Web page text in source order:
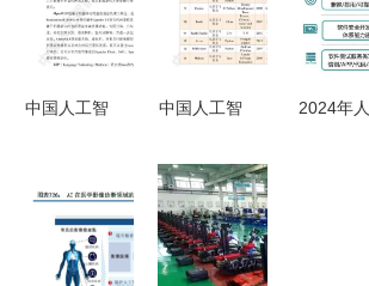
EasyDL的
设计与实现
化转型
中国人工智
2018及解
读 人工智
中国人工智
现状到底如
何？附白皮
书全文解读
2024年人